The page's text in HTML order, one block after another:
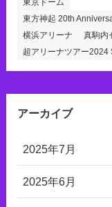
東京ドーム
東方神起 20th
横浜アリーナ
真駒内
超アリーナツアー2024
アーカイブ
2025年7月
2025年6月